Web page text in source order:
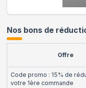
Nos bons de
Offre
Code promo : 15% de
votre 1ère commande